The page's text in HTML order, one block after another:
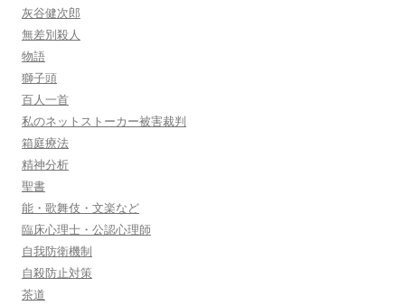
灰谷健次郎
無差別殺人
物語
獅子頭
百人一首
私のネットストーカー被害裁判
箱庭療法
精神分析
聖書
能・歌舞伎・文楽など
臨床心理士・公認心理師
自我防衛機制
自殺防止対策
茶道